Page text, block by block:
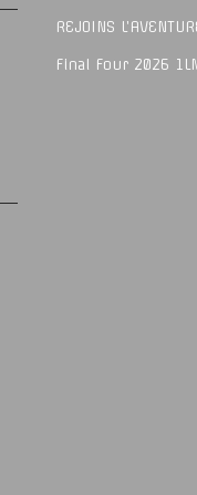
REJOINS
Final Four 2026